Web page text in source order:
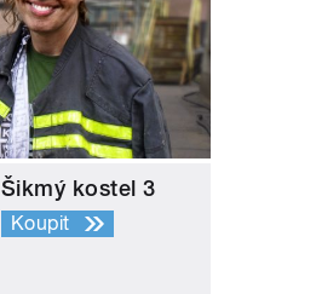
Šikmý kostel 3
Koupit